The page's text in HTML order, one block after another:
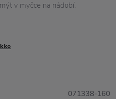
v myčce na nádobí.
071338-160